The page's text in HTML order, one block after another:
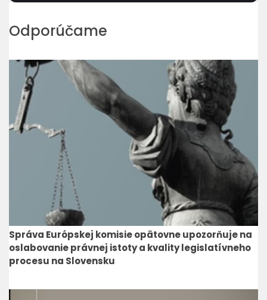
Odporúčame
Správa Európskej komisie opätovne upozorňuje na
oslabovanie právnej istoty a kvality legislatívneho
procesu na Slovensku